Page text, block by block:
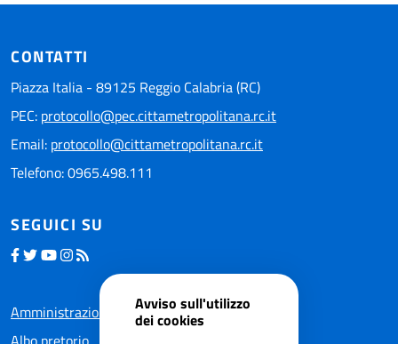
CONTATTI
Piazza Italia - 89125 Reggio Calabria (RC)
PEC: protocollo@pec.cittametropolitana.rc.it
Email: protocollo@cittametropolitana.rc.it
Telefono: 0965.498.111
SEGUICI SU
Amministrazione trasparenteAvviso sull'utilizzo
dei cookies